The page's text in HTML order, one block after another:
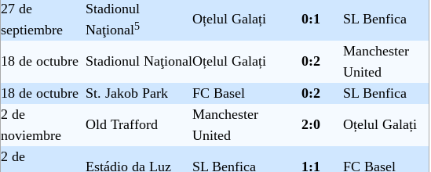
27 de
septiembre
Stadionul
Naţional5 Oțelul Galați 0:1 SL Benfica
18 de octubre Stadionul NaţionalOțelul Galați 0:2
Manchester
United
18 de octubre St. Jakob Park FC Basel 0:2
SL Benfica
2 de
noviembre
Old Trafford
Manchester
United
2:0 Oțelul Galați
2 de
Estádio da Luz SL Benfica 1:1 FC Basel